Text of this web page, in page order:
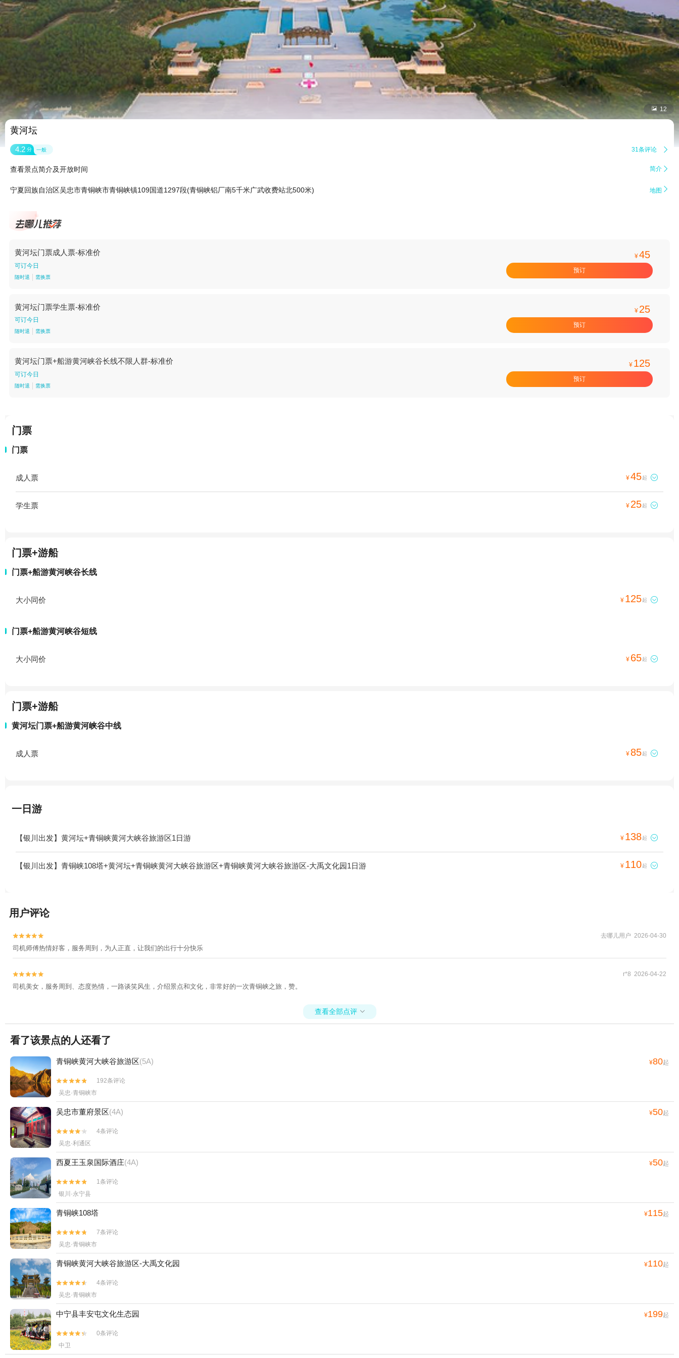
 12
黄河坛
4.2 分 一般 31条评论 
查看景点简介及开放时间 简介 
宁夏回族自治区吴忠市青铜峡市青铜峡镇109国道1297段(青铜峡铝厂南5千米广武收费站北500米) 地图 
黄河坛门票成人票-标准价
可订今日
随时退 需换票
¥45
预订
黄河坛门票学生票-标准价
可订今日
随时退 需换票
¥ 25
预订
黄河坛门票+船游黄河峡谷长线不限人群-标准价
可订今日
随时退 需换票
¥ 125
预订
门票
门票
成人票 ¥45起 
学生票 ¥ 25起 
门票+游船
门票+船游黄河峡谷长线
大小同价 ¥ 125起 
门票+船游黄河峡谷短线
大小同价 ¥ 65起 
门票+游船
黄河坛门票+船游黄河峡谷中线
成人票 ¥ 85起 
一日游
【银川出发】黄河坛+青铜峡黄河大峡谷旅游区1日游 ¥ 138起 
【银川出发】青铜峡108塔+黄河坛+青铜峡黄河大峡谷旅游区+青铜峡黄河大峡谷旅游区-大禹文化园1日游 ¥ 110起 
用户评论

 去哪儿用户 2026-04-30
司机师傅热情好客，服务周到，为人正直，让我们的出行十分快乐

 r*8 2026-04-22
司机美女，服务周到、态度热情，一路谈笑风生，介绍景点和文化，非常好的一次青铜峡之旅，赞。
查看全部点评 
看了该景点的人还看了
青铜峡黄河大峡谷旅游区(5A) ¥80起


192条评论
吴忠·青铜峡市
吴忠市董府景区(4A) ¥50起


4条评论
吴忠·利通区
西夏王玉泉国际酒庄(4A) ¥50起


1条评论
银川·永宁县
青铜峡108塔 ¥115起


7条评论
吴忠·青铜峡市
青铜峡黄河大峡谷旅游区-大禹文化园 ¥110起


4条评论
吴忠·青铜峡市
中宁县丰安屯文化生态园 ¥199起


0条评论
中卫